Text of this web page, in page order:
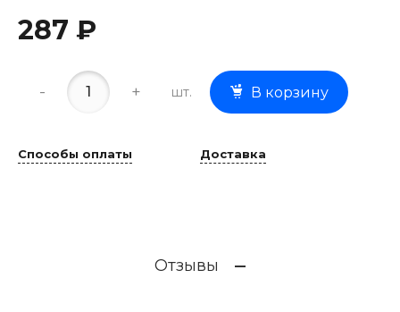
287 ₽
- + шт. В корзину
Способы оплаты Доставка
Отзывы